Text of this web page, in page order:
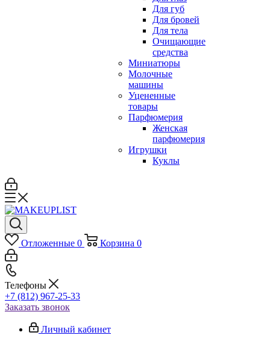
Для губ
Для бровей
Для тела
Очищающие
средства
Миниатюры
Молочные
машины
Уцененные
товары
Парфюмерия
Женская
парфюмерия
Игрушки
Куклы
Отложенные 0 Корзина 0
Телефоны
+7 (812) 967-25-33
Заказать звонок
Личный кабинет